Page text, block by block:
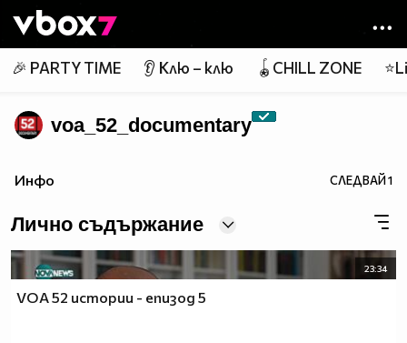
👾
🎉 PARTY TIME 👂 Клю – клю 🪀CHILL ZONE
voa_52_documentary
Инфо СЛЕДВАЙ1
Лично съдържание
23:34
VOA 52 истории - епизод 5